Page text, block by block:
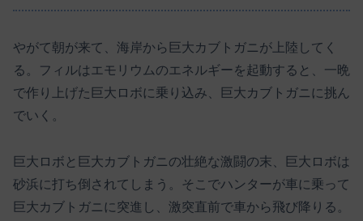
やがて朝が来て、海岸から巨大カブトガニが上陸してく
る。フィルはエモリウムのエネルギーを起動すると、一晩
で作り上げた巨大ロボに乗り込み、巨大カブトガニに挑ん
でいく。
巨大ロボと巨大カブトガニの壮絶な激闘の末、巨大ロボは
砂浜に打ち倒されてしまう。そこでハンターが車に乗って
巨大カブトガニに突進し、激突直前で車から飛び降りる。